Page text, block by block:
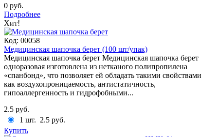
0 руб.
Подробнее
Хит!
Код: 00058
Медицинская шапочка берет (100 шт/упак)
Медицинская шапочка берет Медицинская шапочка берет
одноразовая изготовлена из нетканого полипропилена
«спанбонд», что позволяет ей обладать такими свойствами
как воздухопроницаемость, антистатичность,
гипоаллергенность и гидрофобными...
2.5 руб.
1 шт. 2.5 руб.
Купить